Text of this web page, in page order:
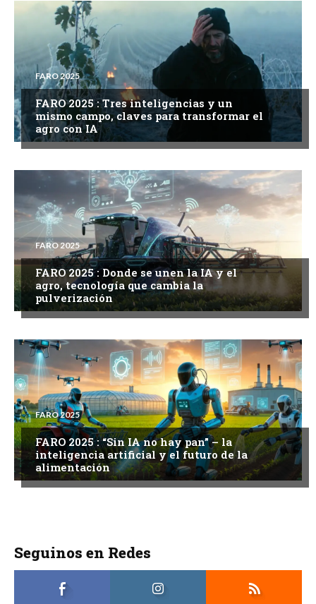
FARO 2025
FARO 2025 : Tres inteligencias y un
mismo campo, claves para transformar el
agro con IA
FARO 2025
FARO 2025 : Donde se unen la IA y el
agro, tecnología que cambia la
pulverización
FARO 2025
FARO 2025 : “Sin IA no hay pan” – la
inteligencia artificial y el futuro de la
alimentación
Seguinos en Redes